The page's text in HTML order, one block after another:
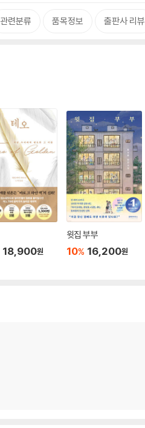
관련분류 품목정보 출판사 리뷰
18,900원
윗집 부부
10% 16,200원